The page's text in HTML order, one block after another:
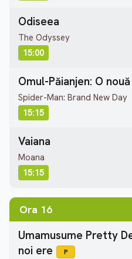
Odiseea
The Odyssey
15:00
Omul-Păianjen: O
Spider-Man: Brand New Day
15:15
Vaiana
Moana
15:15
Ora 16
Umamusume Pretty
noi ere
P